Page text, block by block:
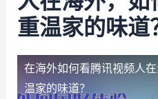
重温家的味道
在海外如何看腾讯视频人
温家的味道？